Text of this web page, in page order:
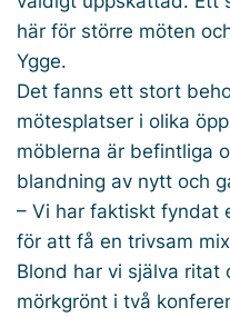
här för större möten
Ygge.
Det fanns ett stort
mötesplatser i olika
möblerna är befintliga
blandning av nytt och
– Vi har faktiskt fyndat
för att få en trivsam
Blond har vi själva ritat
mörkgrönt i två